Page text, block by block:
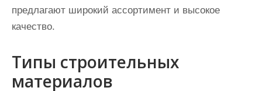
предлагают широкий ассортимент и высокое
качество.
Типы строительных
материалов